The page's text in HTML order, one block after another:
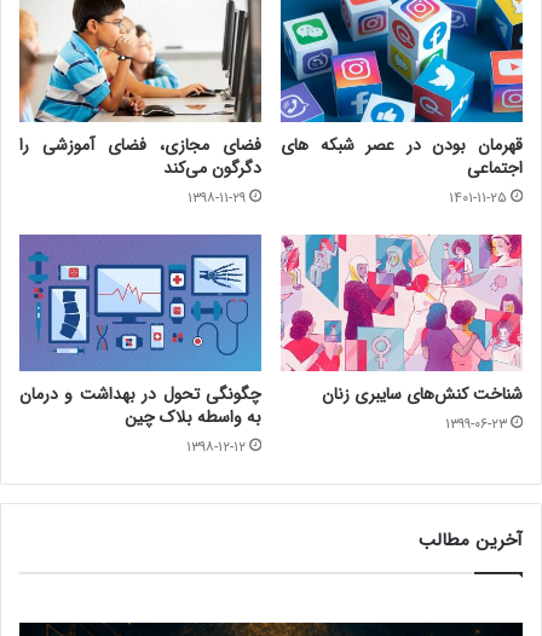
قهرمان بودن در عصر شبکه های
اجتماعی
۱۴۰۱-۱۱-۲۵
فضای مجازی، فضای آموزشی را
دگرگون می‌کند
۱۳۹۸-۱۱-۲۹
شناخت کنش‌های سایبری زنان
۱۳۹۹-۰۶-۲۳
چگونگی تحول در بهداشت و درمان
به واسطه بلاک چین
۱۳۹۸-۱۲-۱۲
آخرین مطالب